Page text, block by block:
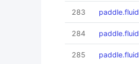
283
284
285